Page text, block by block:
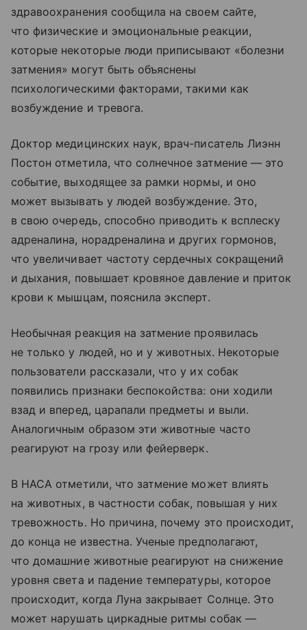
здравоохранения сообщила на своем сайте,
что физические и эмоциональные реакции,
которые некоторые люди приписывают «болезни
затмения» могут быть объяснены
психологическими факторами, такими как
возбуждение и тревога.
Доктор медицинских наук, врач-писатель Лиэнн
Постон отметила, что солнечное затмение — это
событие, выходящее за рамки нормы, и оно
может вызывать у людей возбуждение. Это,
в свою очередь, способно приводить к всплеску
адреналина, норадреналина и других гормонов,
что увеличивает частоту сердечных сокращений
и дыхания, повышает кровяное давление и приток
крови к мышцам, пояснила эксперт.
Необычная реакция на затмение проявилась
не только у людей, но и у животных. Некоторые
пользователи рассказали, что у их собак
появились признаки беспокойства: они ходили
взад и вперед, царапали предметы и выли.
Аналогичным образом эти животные часто
реагируют на грозу или фейерверк.
В НАСА отметили, что затмение может влиять
на животных, в частности собак, повышая у них
тревожность. Но причина, почему это происходит,
до конца не известна. Ученые предполагают,
что домашние животные реагируют на снижение
уровня света и падение температуры, которое
происходит, когда Луна закрывает Солнце. Это
может нарушать циркадные ритмы собак —